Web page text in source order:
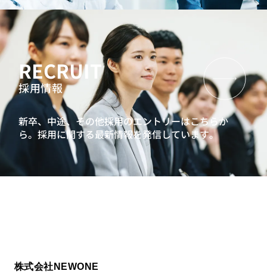
人生100年時代ゲーム『MIRAIZ』
管理職候補向け研修
AI時代の業務効率化研修（管理職向け）
リーダーシップ開発プログラムインバスケット型研修
プロジェクトマネジメントワークショップ
キャリアクラフトシリーズ：ミドル社員向けキャリア研修
90日で成果を出すマネジャーへ 新任管理職研修
次世代リーダー向け研修
リーダーシップ開発プログラムインバスケット型研修
プロジェクトマネジメントワークショップ
キャリアクラフトシリーズ：ミドル社員向けキャリア研修
AI時代の業務効率化研修（管理職向け）
RECRUIT
採用情報
新卒、中途、その他採用のエントリーはこちらか
ら。採用に関する最新情報を発信しています。
株式会社NEWONE